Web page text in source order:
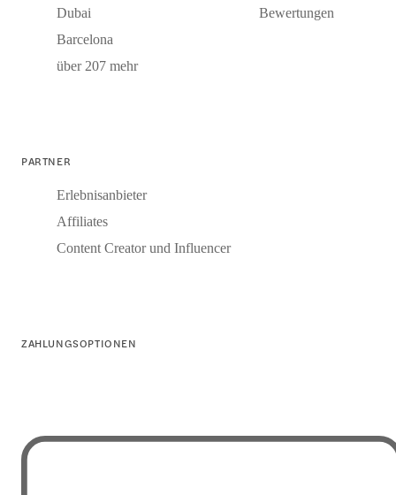
Dubai
Barcelona
über 207 mehr
Bewertungen
PARTNER
Erlebnisanbieter
Affiliates
Content Creator und Influencer
ZAHLUNGSOPTIONEN